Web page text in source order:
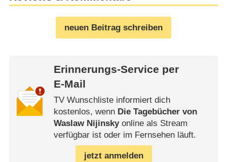
neuen Beitrag schreiben
Erinnerungs-Service per
E-Mail
TV Wunschliste informiert dich
kostenlos, wenn Die Tagebücher von
Waslaw Nijinskyonline als Stream
verfügbar ist oder im Fernsehen läuft.
jetzt anmelden